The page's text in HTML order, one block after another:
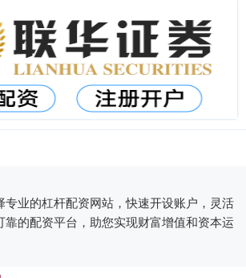
专业的杠杆配资网站，快速开设账户，灵活
靠的配资平台，助您实现财富增值和资本运